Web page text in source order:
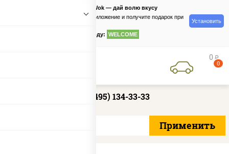
PizzaSushiWok — дай волю вкусу
Скачайте приложение и получите подарок при
по промокоду: WELCOME
Установить
0 руб
0
+7 (495) 134-33-33